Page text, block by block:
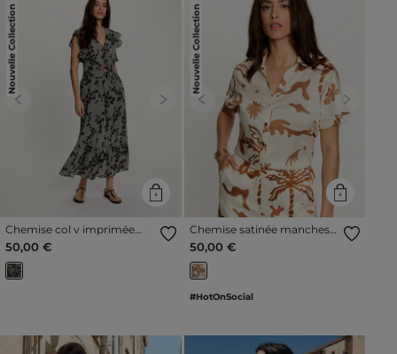
Nouvelle Collection
Previous Next
Chemise col v imprimée
multicolore femme
50,00 €
Nouvelle Collection
Previous Next
Chemise satinée manches
courtes multicolore femme
50,00 €
#HotOnSocial